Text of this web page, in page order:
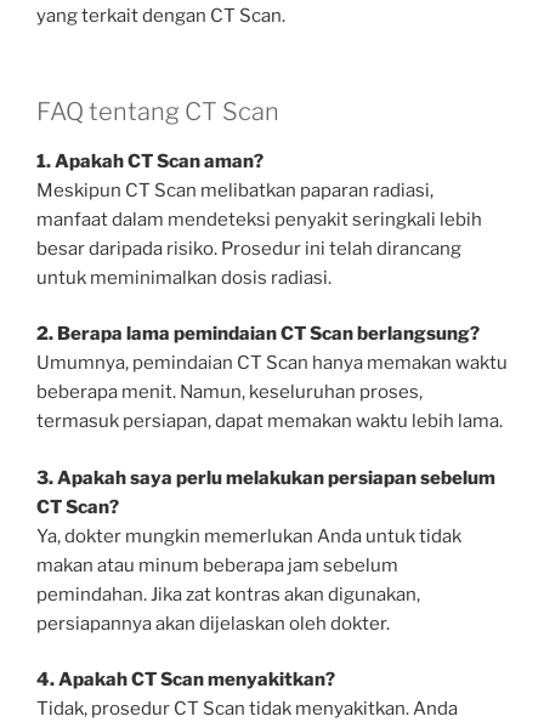
yang terkait dengan CT Scan.
FAQ tentang CT Scan
1. Apakah CT Scan aman?
Meskipun CT Scan melibatkan paparan radiasi,
manfaat dalam mendeteksi penyakit seringkali lebih
besar daripada risiko. Prosedur ini telah dirancang
untuk meminimalkan dosis radiasi.
2. Berapa lama pemindaian CT Scan berlangsung?
Umumnya, pemindaian CT Scan hanya memakan waktu
beberapa menit. Namun, keseluruhan proses,
termasuk persiapan, dapat memakan waktu lebih lama.
3. Apakah saya perlu melakukan persiapan sebelum
CT Scan?
Ya, dokter mungkin memerlukan Anda untuk tidak
makan atau minum beberapa jam sebelum
pemindahan. Jika zat kontras akan digunakan,
persiapannya akan dijelaskan oleh dokter.
4. Apakah CT Scan menyakitkan?
Tidak, prosedur CT Scan tidak menyakitkan. Anda